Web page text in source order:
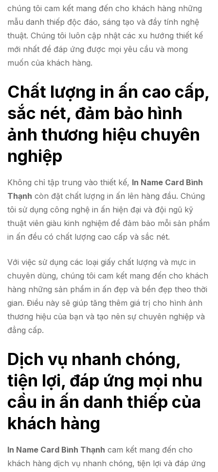
chúng tôi cam kết mang đến cho khách hàng những
mẫu danh thiếp độc đáo, sáng tạo và đầy tính nghệ
thuật. Chúng tôi luôn cập nhật các xu hướng thiết kế
mới nhất để đáp ứng được mọi yêu cầu và mong
muốn của khách hàng.
Chất lượng in ấn cao cấp,
sắc nét, đảm bảo hình
ảnh thương hiệu chuyên
nghiệp
Không chỉ tập trung vào thiết kế, In Name Card Bình
Thạnh còn đặt chất lượng in ấn lên hàng đầu. Chúng
tôi sử dụng công nghệ in ấn hiện đại và đội ngũ kỹ
thuật viên giàu kinh nghiệm để đảm bảo mỗi sản phẩm
in ấn đều có chất lượng cao cấp và sắc nét.
Với việc sử dụng các loại giấy chất lượng và mực in
chuyên dùng, chúng tôi cam kết mang đến cho khách
hàng những sản phẩm in ấn đẹp và bền đẹp theo thời
gian. Điều này sẽ giúp tăng thêm giá trị cho hình ảnh
thương hiệu của bạn và tạo nên sự chuyên nghiệp và
đẳng cấp.
Dịch vụ nhanh chóng,
tiện lợi, đáp ứng mọi nhu
cầu in ấn danh thiếp của
khách hàng
In Name Card Bình Thạnh cam kết mang đến cho
khách hàng dịch vụ nhanh chóng, tiện lợi và đáp ứng